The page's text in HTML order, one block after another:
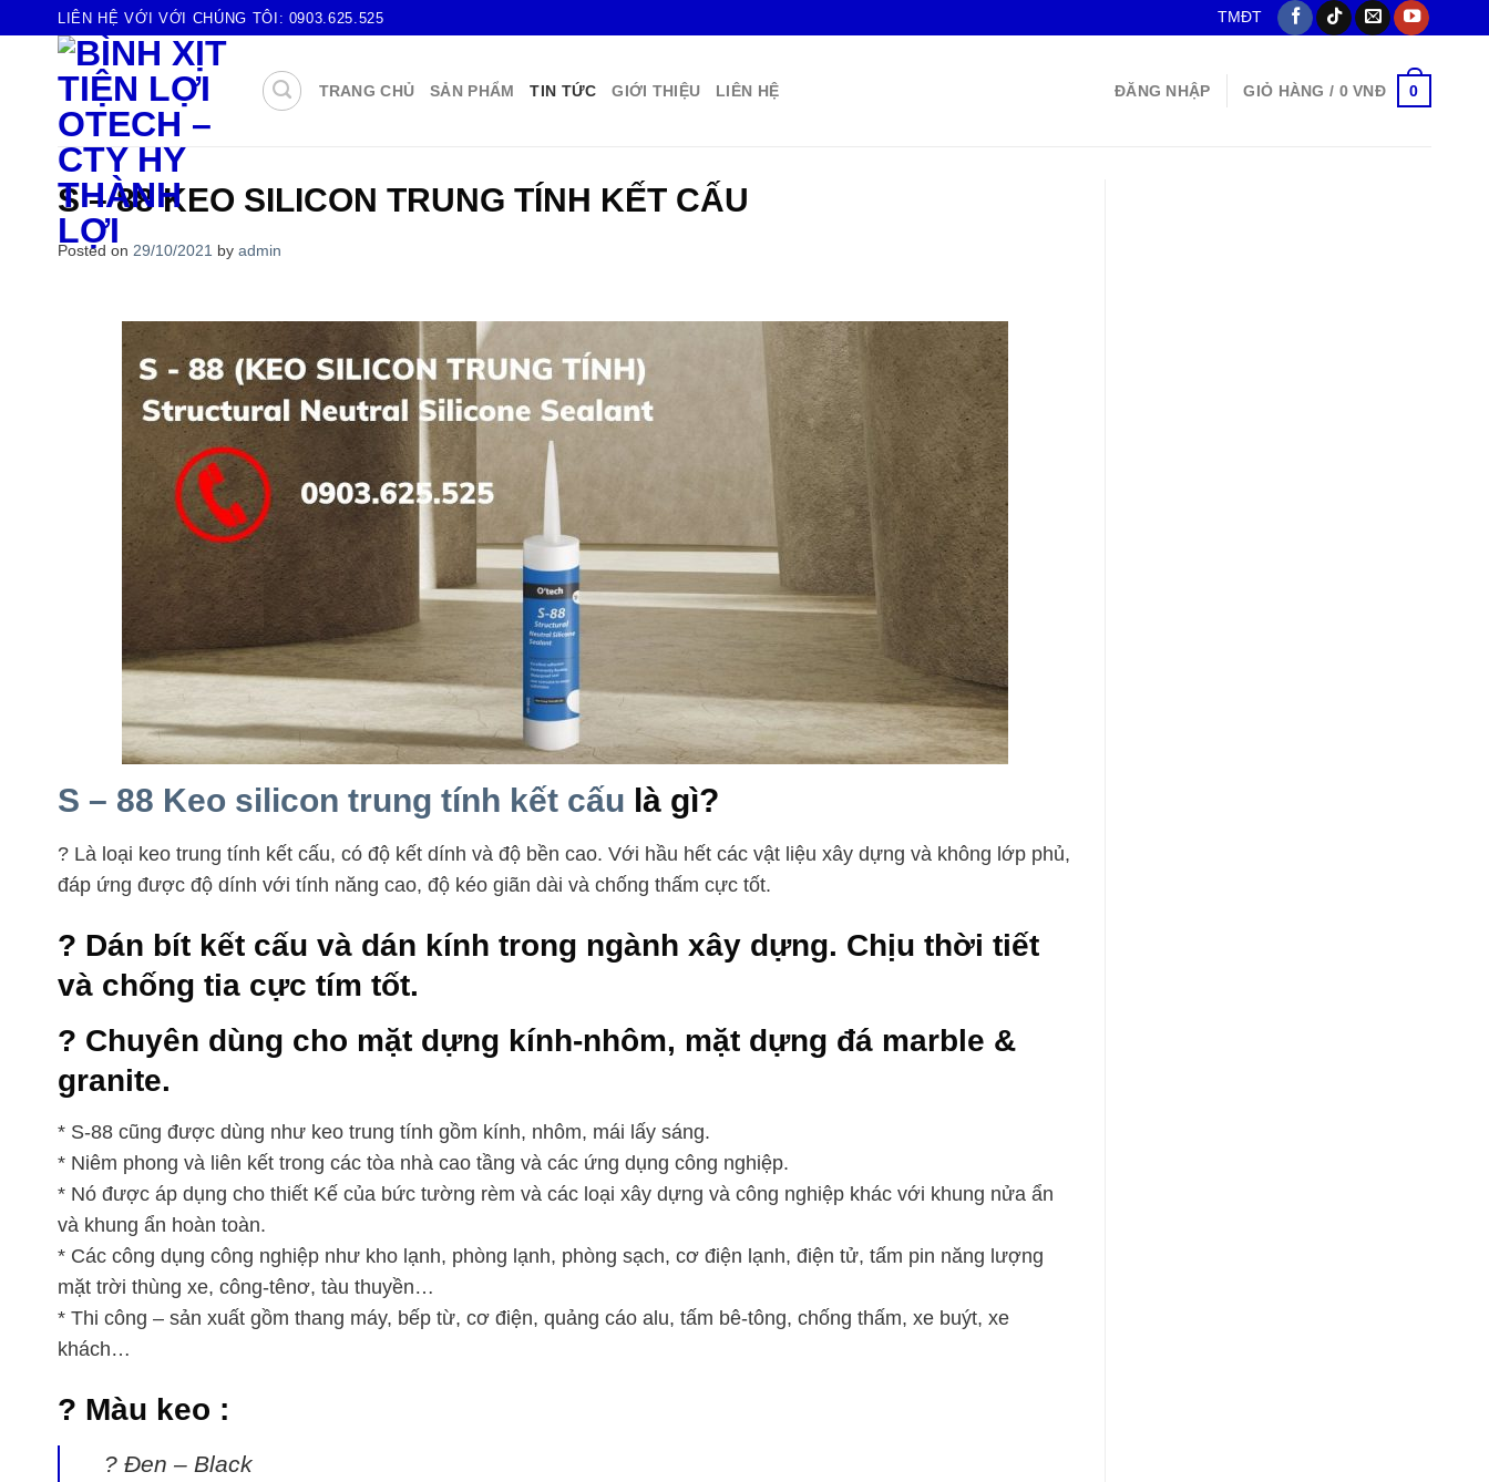
content
LIÊN HỆ VỚI VỚI CHÚNG TÔI: 0903.625.525 TMĐT
TRANG CHỦ SẢN PHẨM TIN TỨC GIỚI THIỆU LIÊN HỆ ĐĂNG NHẬP GIỎ HÀNG / 0VNĐ 0
S – 88 KEO SILICON TRUNG TÍNH KẾT CẤU
Posted on 29/10/2021 by admin
S – 88 Keo silicon trung tính kết cấu là gì?
? Là loại keo trung tính kết cấu, có độ kết dính và độ bền cao. Với hầu hết các vật liệu xây dựng và không lớp phủ,
đáp ứng được độ dính với tính năng cao, độ kéo giãn dài và chống thấm cực tốt.
? Dán bít kết cấu và dán kính trong ngành xây dựng. Chịu thời tiết
và chống tia cực tím tốt.
? Chuyên dùng cho mặt dựng kính-nhôm, mặt dựng đá marble &
granite.
* S-88 cũng được dùng như keo trung tính gồm kính, nhôm, mái lấy sáng.
* Niêm phong và liên kết trong các tòa nhà cao tầng và các ứng dụng công nghiệp.
* Nó được áp dụng cho thiết Kế của bức tường rèm và các loại xây dựng và công nghiệp khác với khung nửa ẩn
và khung ẩn hoàn toàn.
* Các công dụng công nghiệp như kho lạnh, phòng lạnh, phòng sạch, cơ điện lạnh, điện tử, tấm pin năng lượng
mặt trời thùng xe, công-tênơ, tàu thuyền…
* Thi công – sản xuất gồm thang máy, bếp từ, cơ điện, quảng cáo alu, tấm bê-tông, chống thấm, xe buýt, xe
khách…
? Màu keo :
? Đen – Black